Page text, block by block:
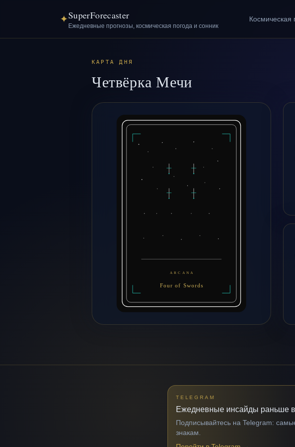
✦SuperForecaster
Ежедневные прогнозы, космическая погода и сонник
Космическая
КАРТА ДНЯ
Четвёрка Мечи
TELEGRAM
Ежедневные инсайды раньше
Подписывайтесь на Telegram:
знакам.